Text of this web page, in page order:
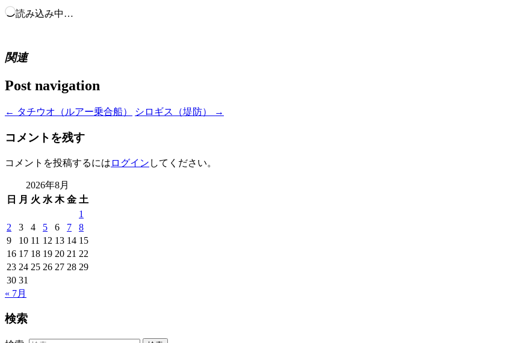
読み込み中…
関連
Post navigation
← タチウオ（ルアー乗合船） シロギス（堤防） →
コメントを残す
コメントを投稿するには ログイン してください。
2026年8月
日
月 火 水 木 金 土
1
2
3 4 5 6 7
8
9
10 11 12 13 14 15
16 17 18 19 20 21 22
23 24 25 26 27 28 29
30 31
« 7月
検索